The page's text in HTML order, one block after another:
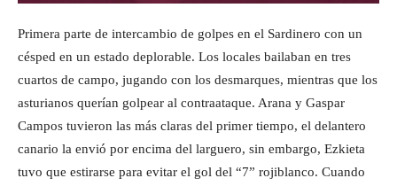
Primera parte de intercambio de golpes en el Sardinero con un
césped en un estado deplorable. Los locales bailaban en tres
cuartos de campo, jugando con los desmarques, mientras que los
asturianos querían golpear al contraataque. Arana y Gaspar
Campos tuvieron las más claras del primer tiempo, el delantero
canario la envió por encima del larguero, sin embargo, Ezkieta
tuvo que estirarse para evitar el gol del “7” rojiblanco. Cuando